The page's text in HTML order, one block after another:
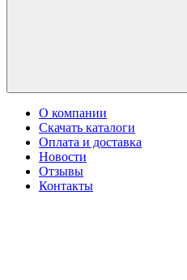
О компании
Скачать каталоги
Оплата и доставка
Новости
Отзывы
Контакты